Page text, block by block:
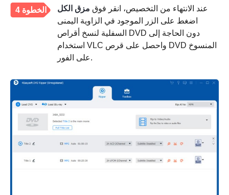
الخطوة 4 عند الانتهاء من التخصيص، انقر فوق مزق الكل
اضغط على الزر الموجود في الزاوية اليمنى
السفلية لنسخ أقراص DVD دون الحاجة إلى
استخدام VLC واحصل على قرص DVD المنسوخ
على الفور.